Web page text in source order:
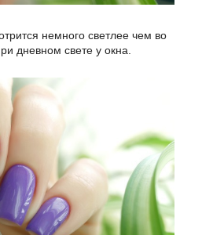
немного светлее чем во
дневном свете у окна.